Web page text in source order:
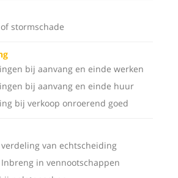
stormschade
bij aanvang en einde werken
bij aanvang en einde huur
bij verkoop onroerend goed
van echtscheiding
in vennootschappen